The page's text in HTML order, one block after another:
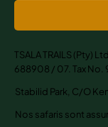
TSALA TRAILS (Pty)
688908 / 07. Tax No.
Stabilid Park, C/O
Nos safaris sont